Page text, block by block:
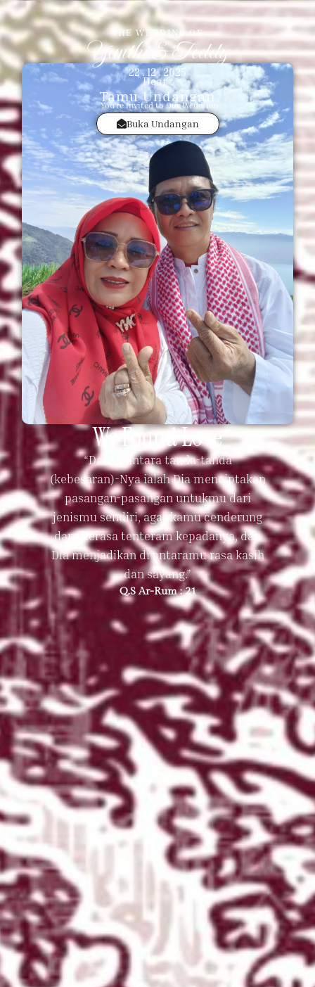
THE WEDDING OF
Yanthi & Teddy
22 . 12 . 2025
Dear :
Tamu Undangan
You're Invited to Our Wedding
Buka Undangan
We Found Love
“Dan di antara tanda-tanda
(kebesaran)-Nya ialah Dia menciptakan
pasangan-pasangan untukmu dari
jenismu sendiri, agar kamu cenderung
dan merasa tenteram kepadanya, dan
Dia menjadikan di antaramu rasa kasih
dan sayang.”
Q.S Ar-Rum : 21